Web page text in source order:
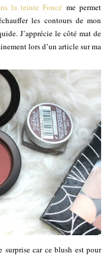
la teinte Foncé me permet
les contours de mon
J’apprécie le côté mat de
lors d’un article sur ma
surprise car ce blush est pour